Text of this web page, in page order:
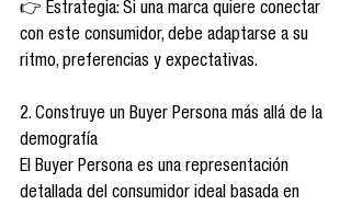
👉 Estrategia: Si una marca quiere conectar
con este consumidor, debe adaptarse a su
ritmo, preferencias y expectativas.
2. Construye un Buyer Persona más allá de la
demografía
El Buyer Persona es una representación
detallada del consumidor ideal basada en